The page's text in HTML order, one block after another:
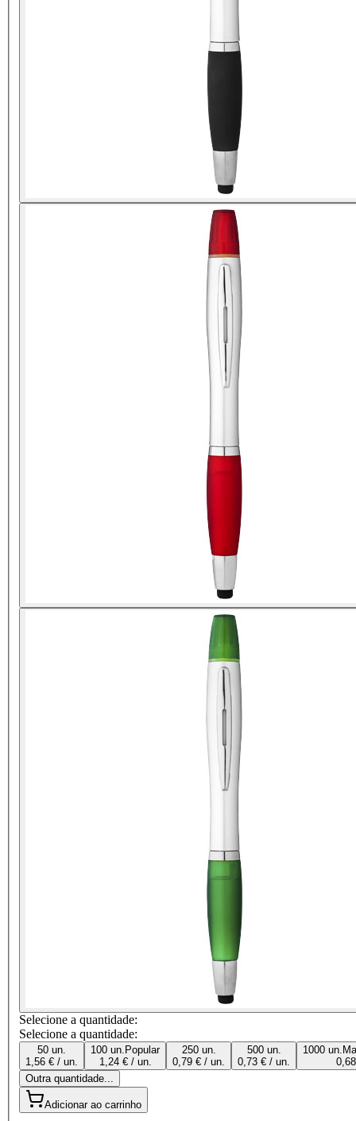
Selecione a quantidade:
Selecione a quantidade:
50 un.
1,56 € / un.
100 un. Popular
1,24 € / un.
250 un.
0,79 € / un.
500 un.
0,73 € / un.
1000 un.
Outra quantidade...
Adicionar ao carrinho